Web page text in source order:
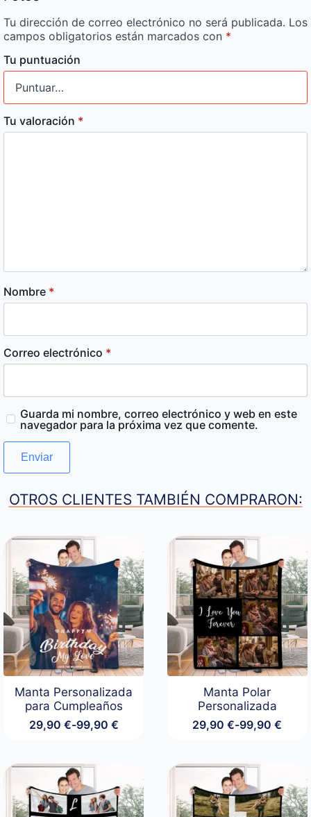
Tu dirección de correo electrónico no será publicada. Los
campos obligatorios están marcados con *
Tu puntuación
Tu valoración *
Nombre *
Correo electrónico *
Guarda mi nombre, correo electrónico y web en este
navegador para la próxima vez que comente.
OTROS CLIENTES TAMBIÉN COMPRARON:
Manta Personalizada
para Cumpleaños
29,90 €-99,90 €
Rango
desde
29,90 €
hasta
99,90 €
Manta Polar
Personalizada
29,90€-99,90€
Rango
desde
29,90 €
hasta
99,90 €